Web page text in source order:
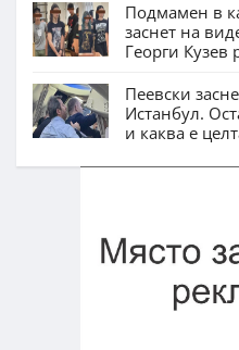
Подмамен в
заснет на
Георги Кузев
Пеевски
Истанбул.
и каква е